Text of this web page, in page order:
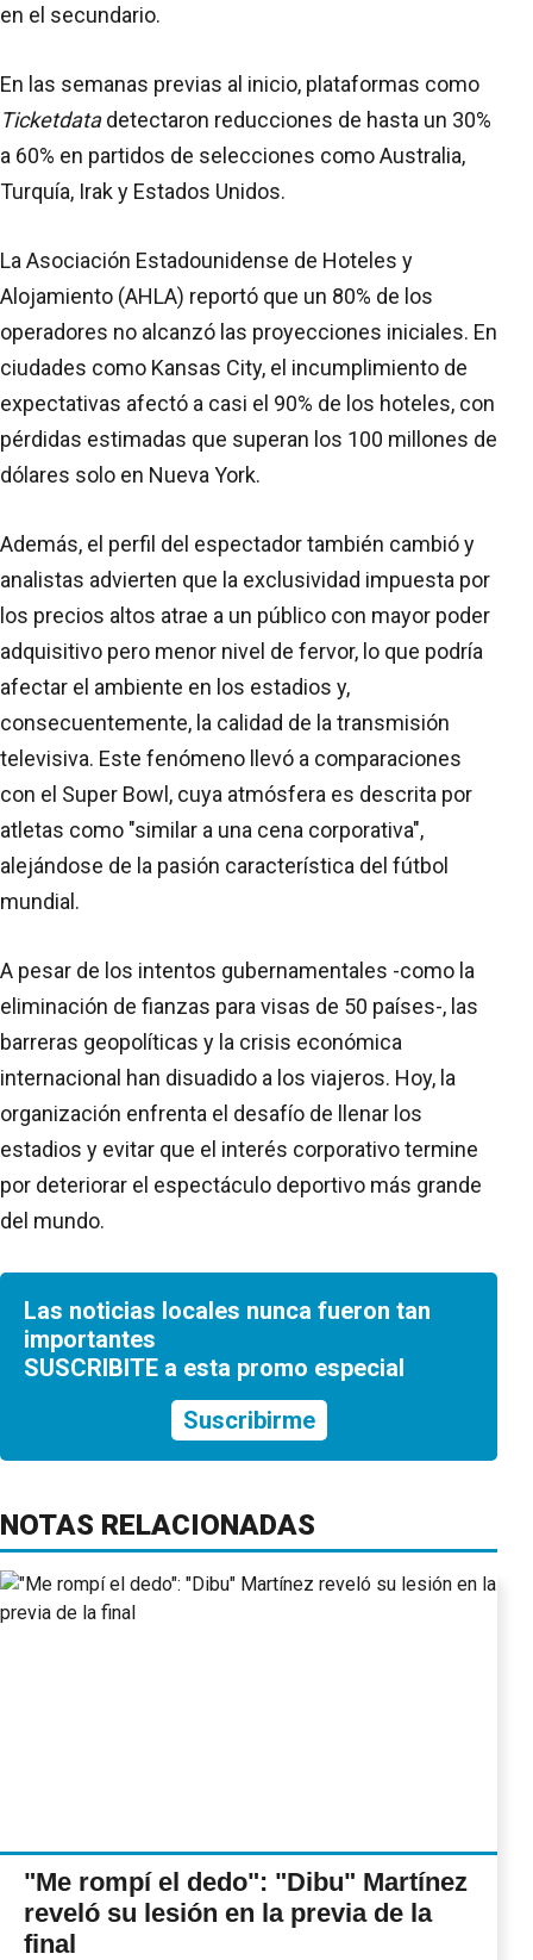
en el secundario.
En las semanas previas al inicio, plataformas como
Ticketdatadetectaron reducciones de hasta un 30%
a 60% en partidos de selecciones como Australia,
Turquía, Irak y Estados Unidos.
La Asociación Estadounidense de Hoteles y
Alojamiento (AHLA) reportó que un 80% de los
operadores no alcanzó las proyecciones iniciales. En
ciudades como Kansas City, el incumplimiento de
expectativas afectó a casi el 90% de los hoteles, con
pérdidas estimadas que superan los 100 millones de
dólares solo en Nueva York.
Además, el perfil del espectador también cambió y
analistas advierten que la exclusividad impuesta por
los precios altos atrae a un público con mayor poder
adquisitivo pero menor nivel de fervor, lo que podría
afectar el ambiente en los estadios y,
consecuentemente, la calidad de la transmisión
televisiva. Este fenómeno llevó a comparaciones
con el Super Bowl, cuya atmósfera es descrita por
atletas como "similar a una cena corporativa",
alejándose de la pasión característica del fútbol
mundial.
A pesar de los intentos gubernamentales -como la
eliminación de fianzas para visas de 50 países-, las
barreras geopolíticas y la crisis económica
internacional han disuadido a los viajeros. Hoy, la
organización enfrenta el desafío de llenar los
estadios y evitar que el interés corporativo termine
por deteriorar el espectáculo deportivo más grande
del mundo.
Las noticias locales nunca fueron tan
importantes
SUSCRIBITE a esta promo especial
Suscribirme
NOTAS RELACIONADAS
"Me rompí el dedo": "Dibu" Martínez
reveló su lesión en la previa de la
final